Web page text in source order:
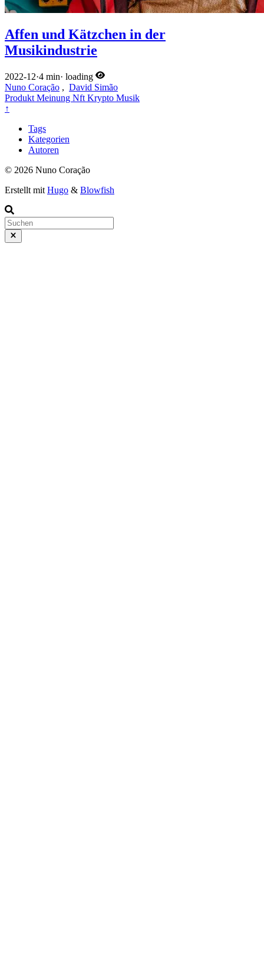
Affen und Kätzchen in der
Musikindustrie
2022-12·4 min· loading
Nuno Coração , David Simão
Produkt Meinung Nft Krypto Musik
↑
Tags
Kategorien
Autoren
© 2026 Nuno Coração
Erstellt mit Hugo & Blowfish